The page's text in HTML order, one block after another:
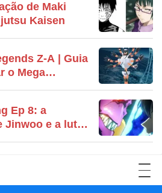
de Maki
Kaisen
Z-A | Guia
o Mega
Ep 8: a
Jinwoo e a luta